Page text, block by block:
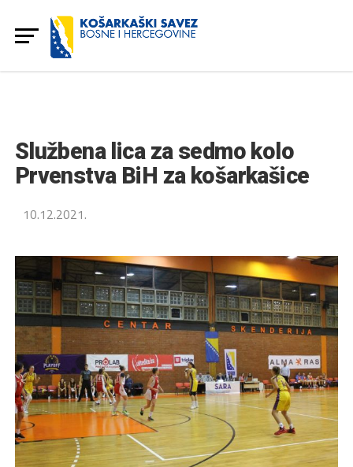
Službena lica za sedmo kolo
Prvenstva BiH za košarkašice
10.12.2021.